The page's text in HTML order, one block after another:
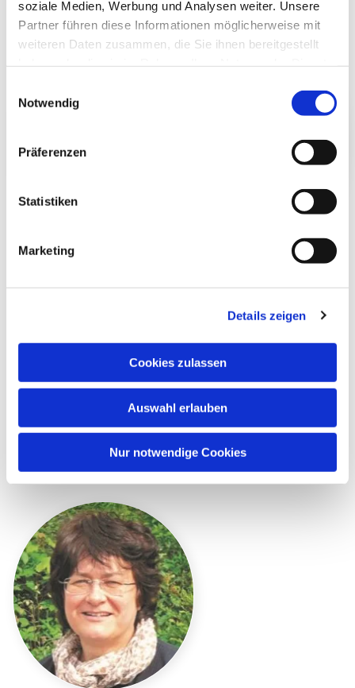
soziale Medien, Werbung und Analysen weiter. Unsere
Partner führen diese Informationen möglicherweise mit
weiteren Daten zusammen, die Sie ihnen bereitgestellt
Notwendig
Präferenzen
Statistiken
Marketing
Details zeigen
Cookies zulassen
Auswahl erlauben
Nur notwendige Cookies
Kirchenkreispfarrerin für Vertretungsdienst
0174 8917288